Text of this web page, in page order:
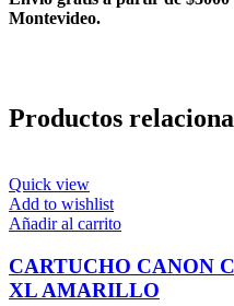
Montevideo.
Productos
Quick view
Add to wishlist
Añadir al carrito
CARTUCHO CANON
XL AMARILLO